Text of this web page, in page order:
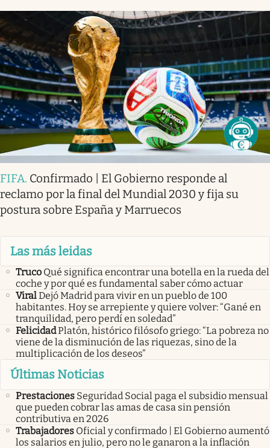
FIFA. Confirmado | El Gobierno responde al
reclamo por la final del Mundial 2030 y fija su
postura sobre España y Marruecos
Las más leidas
Truco Qué significa encontrar una botella en la rueda del
coche y por qué es fundamental saber cómo actuar
ViralDejó Madrid para vivir en un pueblo de 100
habitantes. Hoy se arrepiente y quiere volver: “Gané en
tranquilidad, pero perdí en soledad”
FelicidadPlatón, histórico filósofo griego: “La pobreza no
viene de la disminución de las riquezas, sino de la
multiplicación de los deseos”
Últimas Noticias
Prestaciones Seguridad Social paga el subsidio mensual
que pueden cobrar las amas de casa sin pensión
contributiva en 2026
Trabajadores Oficial y confirmado | El Gobierno aumentó
los salarios en julio, pero no le ganaron a la inflación